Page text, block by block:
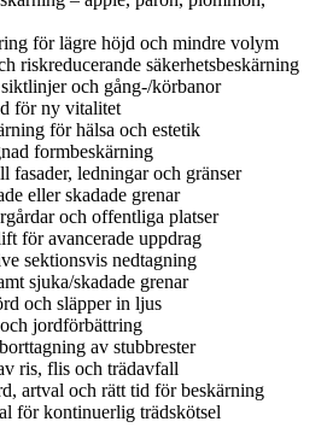
för lägre höjd och mindre volym
riskreducerande säkerhetsbeskärning
och gång-/körbanor
för ny vitalitet
för hälsa och estetik
formbeskärning
fasader, ledningar och gränser
eller skadade grenar
och offentliga platser
för avancerade uppdrag
sektionsvis nedtagning
sjuka/skadade grenar
och släpper in ljus
jordförbättring
av stubbrester
ris, flis och trädavfall
artval och rätt tid för beskärning
för kontinuerlig trädskötsel